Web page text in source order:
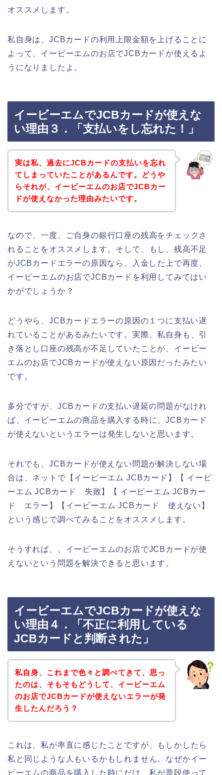
オススメします。
私自身は、JCBカードの利用上限金額を上げることに
よって、イービーエムのお店でJCBカードが使えるよ
うになりましたよ。
イービーエムでJCBカードが使えな
い理由３．「支払いをし忘れた！」
実は私、過去にJCBカードの支払いを忘れ
てしまっていたことがあるんです。どうや
らそれが、イービーエムのお店でJCBカー
ドが使えなかった理由みたいです。
なので、一度、ご自身の銀行口座の残高をチェックさ
れることをオススメします。そして、もし、残高不足
がJCBカードエラーの原因なら、入金した上で再度、
イービーエムのお店でJCBカードを利用してみてはい
かがでしょうか？
どうやら、JCBカードエラーの原因の１つに支払い遅
れていることがあるみたいです。実際、私自身も、引
き落とし口座の残高が不足していたことが、イービー
エムのお店でJCBカードが使えない原因だったみたい
です。
多分ですが、JCBカードの支払い遅延の問題がなけれ
ば、イービーエムの商品を購入する時に、JCBカード
が使えないというエラーは発生しないと思います。
それでも、JCBカードが使えない問題が解決しない場
合は、ネットで【イービーエム JCBカード】【 イービ
ーエム JCBカード 失敗】【 イービーエム JCBカー
ド エラー】【イービーエム JCBカード 使えない】
という感じで調べてみることをオススメします。
そうすれば、、イービーエムのお店でJCBカードが使
えないという問題を解決できると思います。
イービーエムでJCBカードが使えな
い理由４．「不正に利用している
JCBカードと判断された」
私自身、これまで色々と調べてきて、思っ
たのは、そもそもどうして、イービーエム
のお店でJCBカードが使えないエラーが発
生したんだろう？
これは、私が率直に感じたことですが、もしかしたら
私と同じような人もいるかもしれません。なぜかイー
ビーエムの商品を購入した時にだけ、私が普段使って